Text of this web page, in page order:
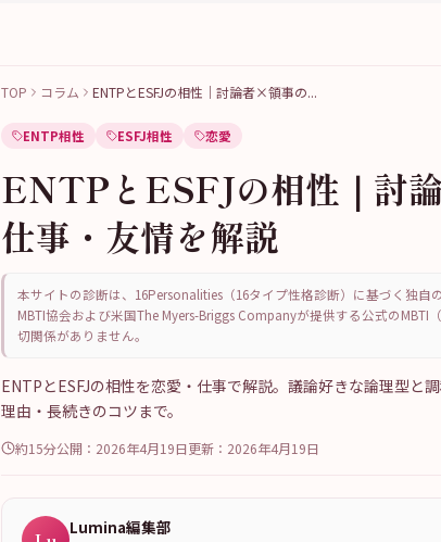
TOP コラム ENTPとESFJの相性｜討論者×領事の...
ENTP相性 ESFJ相性 恋愛
ENTPとESFJの相性｜討
仕事・友情を解説
本サイトの診断は、16Personalities（16タイプ性格診断）に基づく独自
MBTI協会および米国The Myers-Briggs Companyが提供する公式の
切関係がありません。
ENTPとESFJの相性を恋愛・仕事で解説。議論好きな論理型と
理由・長続きのコツまで。
約15分公開： 2026年4月19日更新： 2026年4月19日
Lumina編集部